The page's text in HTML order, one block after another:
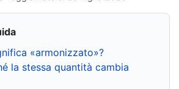
«armonizzato»?
la stessa quantità cambia